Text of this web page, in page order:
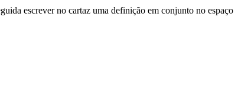
escrever no cartaz uma definição em conjunto no espaço